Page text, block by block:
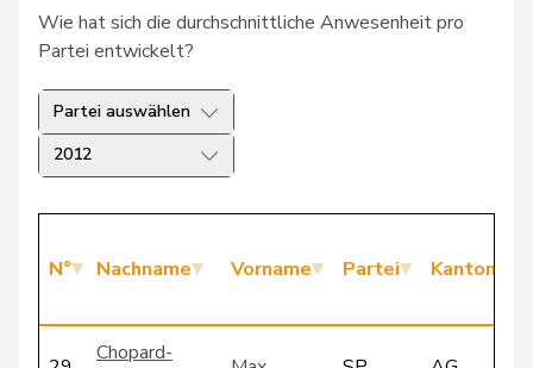
Wie hat sich die durchschnittliche Anwesenheit pro
Partei entwickelt?
Partei auswählen
2012
N° Nachname Vorname Partei Kanton
Chopard-